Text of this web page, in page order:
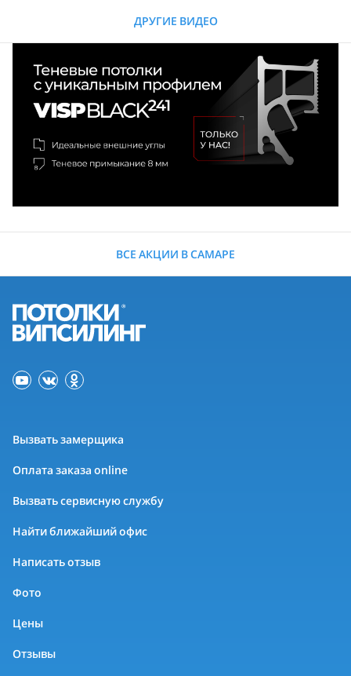
ДРУГИЕ ВИДЕО
ВСЕ АКЦИИ В САМАРЕ
Вызвать замерщика
Оплата заказа online
Вызвать сервисную службу
Найти ближайший офис
Написать отзыв
Фото
Цены
Отзывы